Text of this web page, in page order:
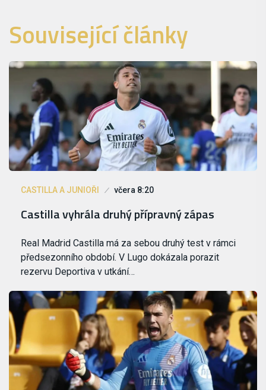
Související články
CASTILLA A JUNIOŘI včera 8:20
Castilla vyhrála druhý přípravný zápas
Real Madrid Castilla má za sebou druhý test v rámci
předsezonního období. V Lugo dokázala porazit
rezervu Deportiva v utkání…